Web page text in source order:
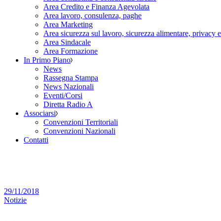
Area Credito e Finanza Agevolata
Area lavoro, consulenza, paghe
Area Marketing
Area sicurezza sul lavoro, sicurezza alimentare, privacy
Area Sindacale
Area Formazione
In Primo Piano
News
Rassegna Stampa
News Nazionali
Eventi/Corsi
Diretta Radio A
Associarsi
Convenzioni Territoriali
Convenzioni Nazionali
Contatti
29/11/2018
Notizie